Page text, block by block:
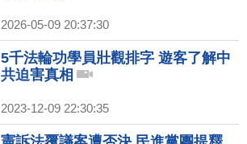
2026-05-09 20:37:30
5千法輪功學員壯觀排字 遊客了解中
共迫害真相
2023-12-09 22:30:35